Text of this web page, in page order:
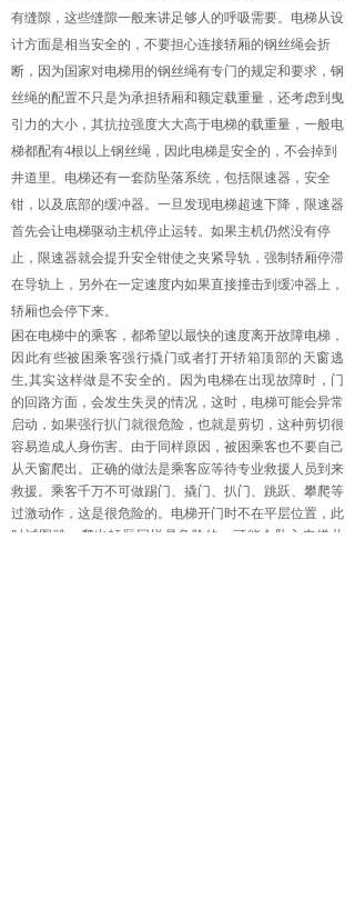
有缝隙，这些缝隙一般来讲足够人的呼吸需要。电梯从设
计方面是相当安全的，不要担心连接轿厢的钢丝绳会折
断，因为国家对电梯用的钢丝绳有专门的规定和要求，钢
丝绳的配置不只是为承担轿厢和额定载重量，还考虑到曳
引力的大小，其抗拉强度大大高于电梯的载重量，一般电
梯都配有4根以上钢丝绳，因此电梯是安全的，不会掉到
井道里。电梯还有一套防坠落系统，包括限速器，安全
钳，以及底部的缓冲器。一旦发现电梯超速下降，限速器
首先会让电梯驱动主机停止运转。如果主机仍然没有停
止，限速器就会提升安全钳使之夹紧导轨，强制轿厢停滞
在导轨上，另外在一定速度内如果直接撞击到缓冲器上，
轿厢也会停下来。
困在电梯中的乘客，都希望以最快的速度离开故障电梯，
因此有些被困乘客强行撬门或者打开轿箱顶部的天窗逃
生,其实这样做是不安全的。因为电梯在出现故障时，门
的回路方面，会发生失灵的情况，这时，电梯可能会异常
启动，如果强行扒门就很危险，也就是剪切，这种剪切很
容易造成人身伤害。由于同样原因，被困乘客也不要自己
从天窗爬出。正确的做法是乘客应等待专业救援人员到来
救援。乘客千万不可做踢门、撬门、扒门、跳跃、攀爬等
过激动作，这是很危险的。电梯开门时不在平层位置，此
时试图跳、爬出轿厢同样是危险的，可能会坠入电梯井